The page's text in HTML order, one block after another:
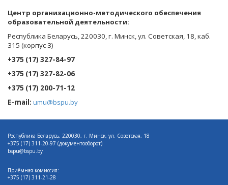
Центр организационно-методического обеспечения
образовательной деятельности:
Республика Беларусь, 220030, г. Минск, ул. Советская, 18, каб.
315 (корпус 3)
+375 (17) 327-84-97
+375 (17) 327-82-06
+375 (17) 200-71-12
E-mail: umu@bspu.by
Республика Беларусь, 220030, г. Минск, ул. Советская, 18
+375 (17) 311-20-97 (документооборот)
bspu@bspu.by
Приёмная комиссия:
+375 (17) 311-21-28